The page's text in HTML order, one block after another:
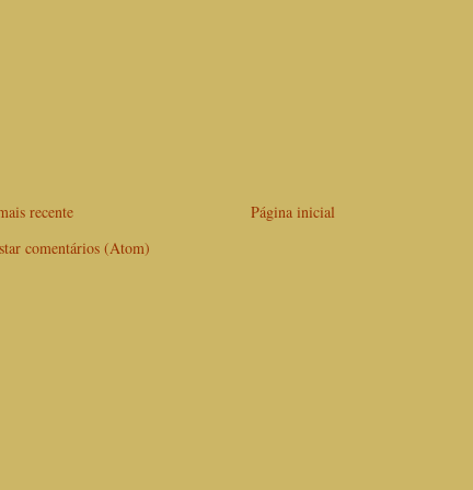
recente
Página inicial
comentários (Atom)